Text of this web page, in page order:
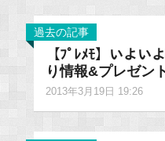
過去の記事
【ﾌﾟﾚﾒﾓ】いよい
り情報&プレゼン
2013年3月19日 19:26